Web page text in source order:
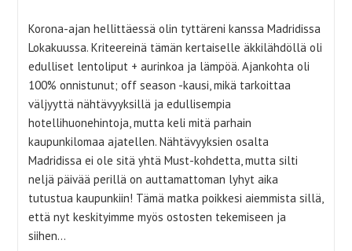
Korona-ajan hellittäessä olin tyttäreni kanssa Madridissa
Lokakuussa. Kriteereinä tämän kertaiselle äkkilähdöllä oli
edulliset lentoliput + aurinkoa ja lämpöä. Ajankohta oli
100% onnistunut; off season -kausi, mikä tarkoittaa
väljyyttä nähtävyyksillä ja edullisempia
hotellihuonehintoja, mutta keli mitä parhain
kaupunkilomaa ajatellen. Nähtävyyksien osalta
Madridissa ei ole sitä yhtä Must-kohdetta, mutta silti
neljä päivää perillä on auttamattoman lyhyt aika
tutustua kaupunkiin! Tämä matka poikkesi aiemmista sillä,
että nyt keskityimme myös ostosten tekemiseen ja
siihen…